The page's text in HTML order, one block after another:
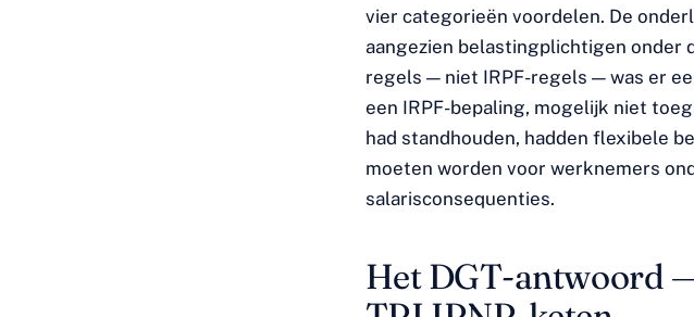
vier categorieën voordelen. De
aangezien belastingplichtigen onder
regels — niet IRPF-regels — was er
een IRPF-bepaling, mogelijk niet
had standhouden, hadden flexibele
moeten worden voor werknemers
salarisconsequenties.
Het DGT-antwoord